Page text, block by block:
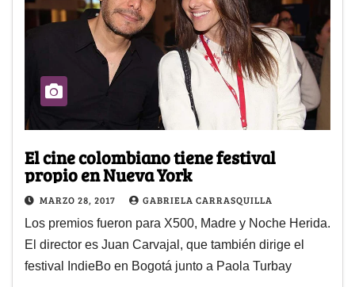
El cine colombiano tiene festival
propio en Nueva York
MARZO 28, 2017 GABRIELA CARRASQUILLA
Los premios fueron para X500, Madre y Noche Herida.
El director es Juan Carvajal, que también dirige el
festival IndieBo en Bogotá junto a Paola Turbay